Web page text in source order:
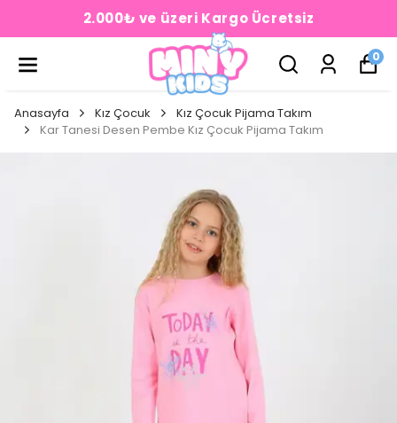
2.000₺ ve üzeri Kargo Ücretsiz
0
Anasayfa Kız Çocuk
Kız Çocuk Pijama Takım
Kar Tanesi Desen Pembe Kız Çocuk Pijama Takım